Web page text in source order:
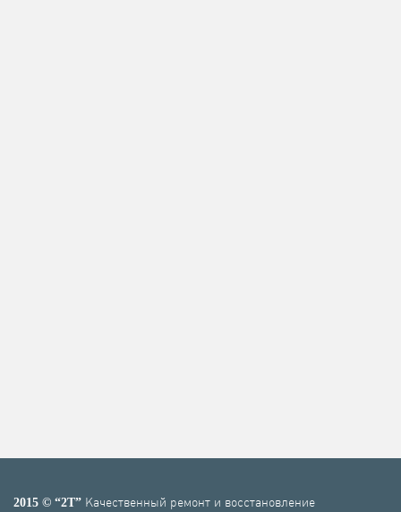
2015 © “2T” Качественный ремонт и восстановление